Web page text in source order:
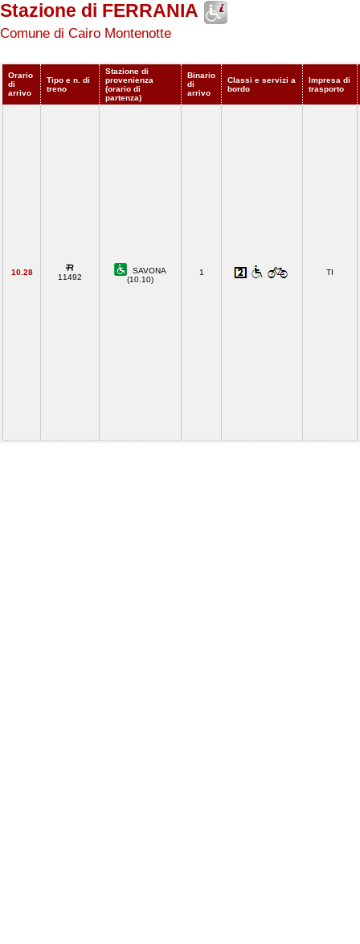
Stazione di FERRANIA
Comune di Cairo Montenotte
Orario
di
arrivo
Tipo e n. di
treno
Stazione di
provenienza
(orario di
partenza)
Binario
di
arrivo
Classi e servizi a
bordo
Impresa di
trasporto
10.28
11492
SAVONA
(10.10)
1 TI